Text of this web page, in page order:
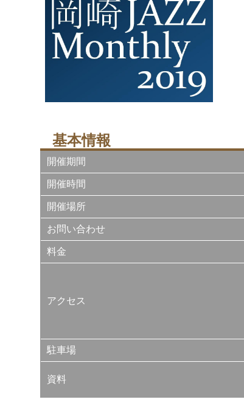
基本情報
開催期間
開催時間
開催場所
お問い合わせ
料金
アクセス
駐車場
資料